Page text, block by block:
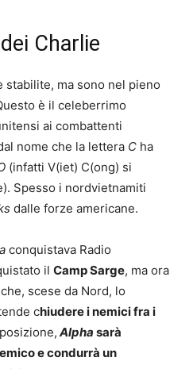
Charlie
stabilite, ma sono nel pieno
è il celeberrimo
ai combattenti
nome che la lettera C ha
(infatti V(iet) C(ong) si
Spesso i nordvietnamiti
dalle forze americane.
conquistava Radio
il Camp Sarge, ma ora
scese da Nord, lo
chiudere i nemici fra i
Alpha sarà
e condurrà un